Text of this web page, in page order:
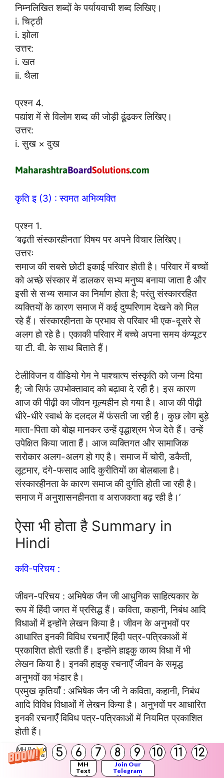
MH Board
Solutions
5 6 7 8 9 10 11 12
MH
Text
Join Our
Telegram
निम्नलिखित शब्दों के पर्यायवाची शब्द लिखिए।
i. चिट्ठी
i. झोला
उत्तर:
i. खत
ii. थैला
प्रश्न 4.
पद्यांश में से विलोम शब्द की जोड़ी ढूंढकर लिखिए।
उत्तर:
i. सुख × दुख
कृति इ (3) : स्वमत अभिव्यक्ति
प्रश्न 1.
‘बढ़ती संस्कारहीनता’ विषय पर अपने विचार लिखिए।
उत्तरः
समाज की सबसे छोटी इकाई परिवार होती है। परिवार में बच्चों
को अच्छे संस्कार में डालकर सभ्य मनुष्य बनाया जाता है और
इसी से सभ्य समाज का निर्माण होता है; परंतु संस्काररहित
व्यक्तियों के कारण समाज में कई दुष्परिणाम देखने को मिल
रहे हैं। संस्कारहीनता के प्रभाव से परिवार भी एक-दूसरे से
अलग हो रहे है। एकाकी परिवार में बच्चे अपना समय कंप्यूटर
या टी. वी. के साथ बिताते हैं।
टेलीविजन व वीडियो गेम ने पाश्चात्य संस्कृति को जन्म दिया
है; जो सिर्फ उपभोक्तावाद को बढ़ावा दे रही है। इस कारण
आज की पीढ़ी का जीवन मूल्यहीन हो गया है। आज की पीढ़ी
धीरे-धीरे स्वार्थ के दलदल में फंसती जा रही है। कुछ लोग बुड़े
माता-पिता को बोझ मानकर उन्हें वृद्धाश्रम भेज देते हैं। उन्हें
उपेक्षित किया जाता हैं। आज व्यक्तिगत और सामाजिक
सरोकार अलग-अलग हो गए है। समाज में चोरी, डकैती,
लूटमार, दंगे-फसाद आदि कुरीतियों का बोलबाला है।
संस्कारहीनता के कारण समाज की दुर्गति होती जा रही है।
समाज में अनुशासनहीनता व अराजकता बढ़ रही है।’
ऐसा भी होता है Summary in
Hindi
कवि-परिचय :
जीवन-परिचय : अभिषेक जैन जी आधुनिक साहित्यकार के
रूप में हिंदी जगत में प्रसिद्ध हैं। कविता, कहानी, निबंध आदि
विधाओं में इन्होंने लेखन किया है। जीवन के अनुभवों पर
आधारित इनकी विविध रचनाएँ हिंदी पत्र-पत्रिकाओं में
प्रकाशित होती रहती हैं। इन्होंने हाइकु काव्य विधा में भी
लेखन किया है। इनकी हाइकु रचनाएँ जीवन के समृद्ध
अनुभवों का भंडार है।
प्रमुख कृतियाँ : अभिषेक जैन जी ने कविता, कहानी, निबंध
आदि विविध विधाओं में लेखन किया है। अनुभवों पर आधारित
इनकी रचनाएँ विविध पत्र-पत्रिकाओं में नियमित प्रकाशित
होती हैं।